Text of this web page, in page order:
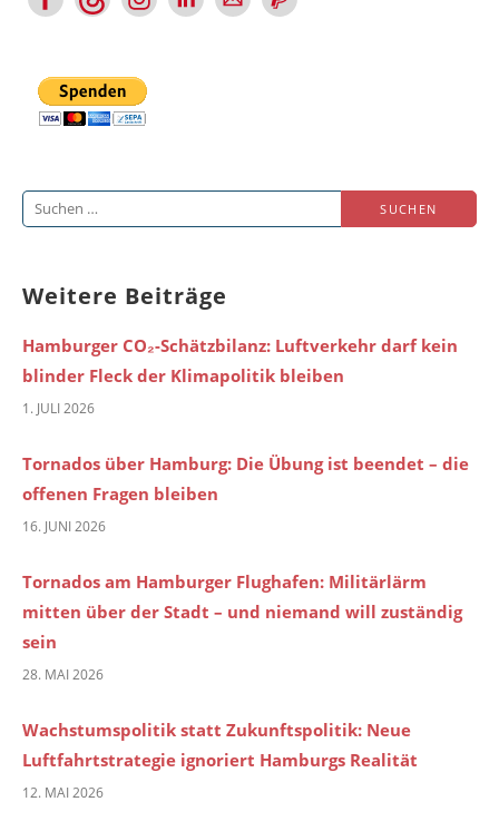
Suchen
Weitere Beiträge
Hamburger CO₂-Schätzbilanz: Luftverkehr darf kein
blinder Fleck der Klimapolitik bleiben
1. JULI 2026
Tornados über Hamburg: Die Übung ist beendet – die
offenen Fragen bleiben
16. JUNI 2026
Tornados am Hamburger Flughafen: Militärlärm
mitten über der Stadt – und niemand will zuständig
sein
28. MAI 2026
Wachstumspolitik statt Zukunftspolitik: Neue
Luftfahrtstrategie ignoriert Hamburgs Realität
12. MAI 2026